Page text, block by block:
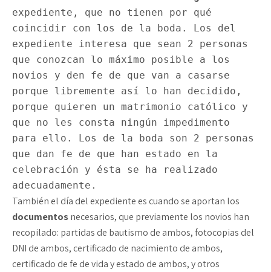
expediente, que no tienen por qué
coincidir con los de la boda. Los del
expediente interesa que sean 2 personas
que conozcan lo máximo posible a los
novios y den fe de que van a casarse
porque libremente así lo han decidido,
porque quieren un matrimonio católico y
que no les consta ningún impedimento
para ello. Los de la boda son 2 personas
que dan fe de que han estado en la
celebración y ésta se ha realizado
adecuadamente.
También el día del expediente es cuando se aportan los
documentosnecesarios, que previamente los novios han
recopilado: partidas de bautismo de ambos, fotocopias del
DNI de ambos, certificado de nacimiento de ambos,
certificado de fe de vida y estado de ambos, y otros